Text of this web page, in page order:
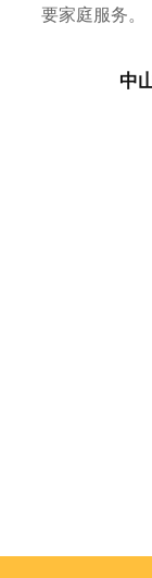
要家庭服务。
中